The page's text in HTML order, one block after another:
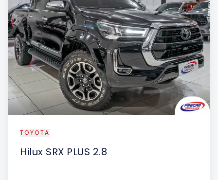
TOYOTA
Hilux SRX PLUS 2.8